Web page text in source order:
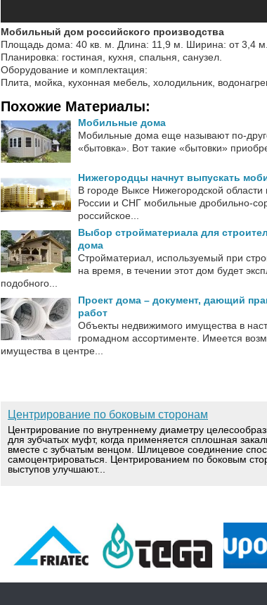
Мобильный дом российского производства
Площадь дома: 40 кв. м. Длина: 11,9 м. Ширина: от 3,4 м.
Планировка: гостиная, кухня, спальня, санузел.
Оборудование и комплектация:
Плита, мойка, кухонная мебель, холодильник,
Похожие Материалы:
Мобильные дома
Мобильные дома еще называют по-
«бытовка». Вот такие «бытовки»
Нижегородцы начнут выпускать
В городе Выксе Нижегородской области
России и СНГ мобильные дробильно-
российское...
Выбор стройматериала для
дома
Стройматериал, используемый при
на время, в течении этот дом будет
подобного...
Проект дома – документ, дающий
работ
Объекты недвижимого имущества в
громадном ассортименте. Имеется
имущества в центре...
Центрирование по боковым сторонам
Центрирование по внутреннему диаметру
для зубчатых муфт, когда применяется сплошная
вместе с зубчатым венцом. Шлицевое соединение
самоцентрироваться. Центрированием по боковым
выступов улучшают...